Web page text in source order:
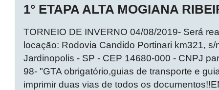
1° ETAPA ALTA MOGIANA
TORNEIO DE INVERNO 04/08/2019- Será
locação: Rodovia Candido Portinari km321, s/
Jardinopolis - SP - CEP 14680-000 - CNPJ
98- "GTA obrigatório,guias de transporte e
imprimir duas vias de todos os